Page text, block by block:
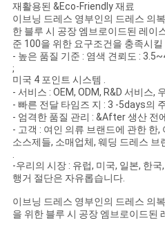
청
사
이
트
맵
개
인
재활용된 &Eco-Friendly 재료
이브닝 드레스 영부인의 드레스 의
한 블루 시 공장 엠브로이드된 레이
준 100을 위한 요구조건을 충족시킬
- 높은 품질 기준 : 염색 견뢰도 :
;
미국 4 포인트 시스템 .
- 서비스 : OEM, ODM, R&D 서비스,
- 빠른 전달 타임즈 지 : 3 -5days의
- 엄격한 품질 관리 : &After 생산 전
- 고객 : 여인 의류 브랜드에 관한 한
소스제들, 소매업체, 웨딩 드레스
.
-우리의 시장 : 유럽, 미국, 일본, 한
행거 절단은 자유롭습니다.
이브닝 드레스 영부인의 드레스 의
을 위한 블루 시 공장 엠브로이드된